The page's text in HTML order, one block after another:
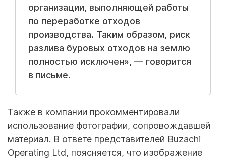
организации, выполняющей работы
по переработке отходов
производства. Таким образом, риск
разлива буровых отходов на землю
полностью исключен», — говорится
в письме.
Также в компании прокомментировали
использование фотографии, сопровождавшей
материал. В ответе представителей Buzachi
Operating Ltd, поясняется, что изображение